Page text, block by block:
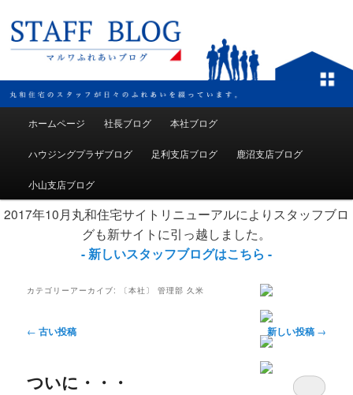
メインコンテンツへ移動
サブコンテンツへ移動
ホームページ 社長ブログ 本社ブログ
ハウジングプラザブログ 足利支店ブログ 鹿沼支店ブログ
小山支店ブログ
2017年10月丸和住宅サイトリニューアルによりスタッフブロ
グも新サイトに引っ越しました。
- 新しいスタッフブログはこちら -
カテゴリーアーカイブ: 〔本社〕 管理部 久米
投稿ナビゲーション
← 古い投稿 新しい投稿 →
ついに・・・